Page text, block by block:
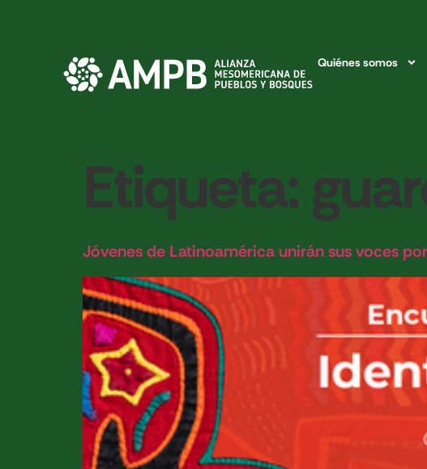
Quiénes somos
Etiqueta:
Jóvenes de Latinoamérica unirán sus voces